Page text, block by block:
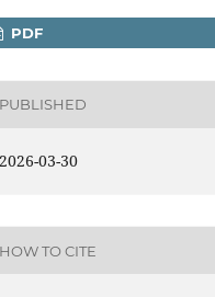
PDF
PUBLISHED
2026-03-30
HOW TO CITE